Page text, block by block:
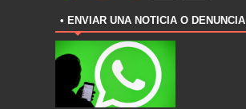
• ENVIAR UNA NOTICIA O DENUNCIA